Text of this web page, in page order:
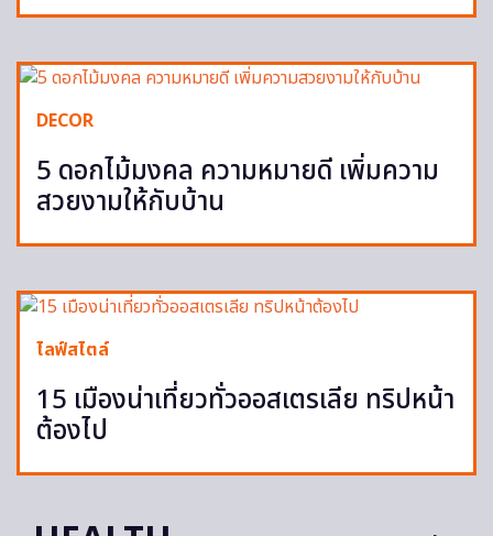
DECOR
5 ดอกไม้มงคล ความหมายดี เพิ่มความ
สวยงามให้กับบ้าน
ไลฟ์สไตล์
15 เมืองน่าเที่ยวทั่วออสเตรเลีย ทริปหน้า
ต้องไป